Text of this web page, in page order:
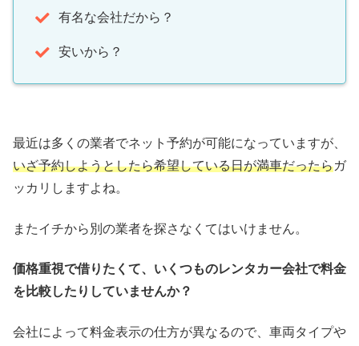
有名な会社だから？
安いから？
最近は多くの業者でネット予約が可能になっていますが、
いざ予約しようとしたら希望している日が満車だったらガ
ッカリしますよね。
またイチから別の業者を探さなくてはいけません。
価格重視で借りたくて、いくつものレンタカー会社で料金
を比較したりしていませんか？
会社によって料金表示の仕方が異なるので、車両タイプや